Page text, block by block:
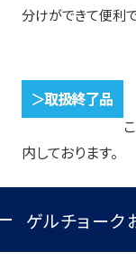
分けができて便利で
内しております。
ゲルチョーク